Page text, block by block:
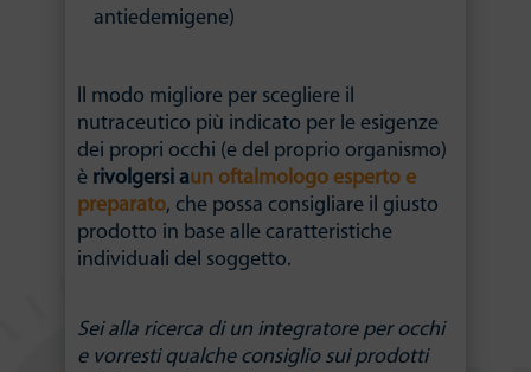
antiedemigene)
Il modo migliore per scegliere il
nutraceutico più indicato per le esigenze
dei propri occhi (e del proprio organismo)
è rivolgersi aun oftalmologo esperto e
preparato, che possa consigliare il giusto
prodotto in base alle caratteristiche
individuali del soggetto.
Sei alla ricerca di un integratore per occhi
e vorresti qualche consiglio sui prodotti